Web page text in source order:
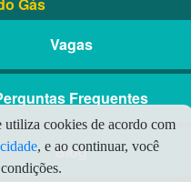
Vagas
Frequentes
Blog
utiliza cookies de acordo com
, e ao continuar, você